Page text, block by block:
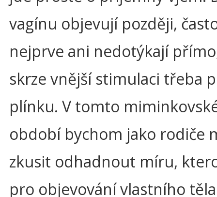
vagínu objevují později,
nejprve ani nedotýkají
skrze vnější stimulaci třeba
plínku. V tomto
období bychom jako rodiče
zkusit odhadnout míru,
pro objevování vlastního těla